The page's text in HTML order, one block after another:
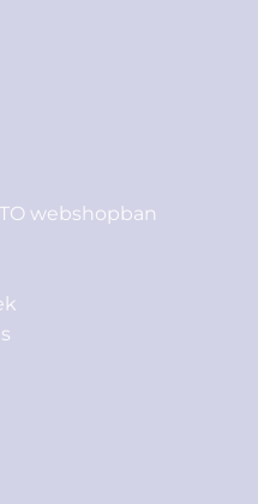
webshopban